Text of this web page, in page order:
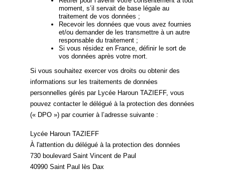
moment, s’il servait de base légale au
traitement de vos données ;
Recevoir les données que vous avez fournies
et/ou demander de les transmettre à un autre
responsable du traitement ;
Si vous résidez en France, définir le sort de
vos données après votre mort.
Si vous souhaitez exercer vos droits ou obtenir des
informations sur les traitements de données
personnelles gérés par Lycée Haroun TAZIEFF, vous
pouvez contacter le délégué à la protection des données
(« DPO ») par courrier à l’adresse suivante :
Lycée Haroun TAZIEFF
À l'attention du délégué à la protection des données
730 boulevard Saint Vincent de Paul
40990 Saint Paul lès Dax